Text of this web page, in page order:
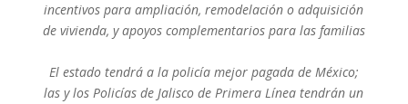
incentivos para ampliación, remodelación o adquisición
de vivienda, y apoyos complementarios para las familias
El estado tendrá a la policía mejor pagada de México;
las y los Policías de Jalisco de Primera Línea tendrán un